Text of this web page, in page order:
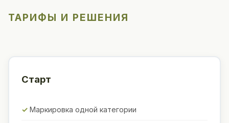
ТАРИФЫ И РЕШЕНИЯ
Старт
Маркировка одной категории